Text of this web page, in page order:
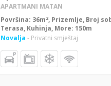
APARTMANI MATAN
Površina: 36m2, Prizemlje, Broj
Terasa, Kuhinja, More: 150m
Novalja - Privatni smještaj